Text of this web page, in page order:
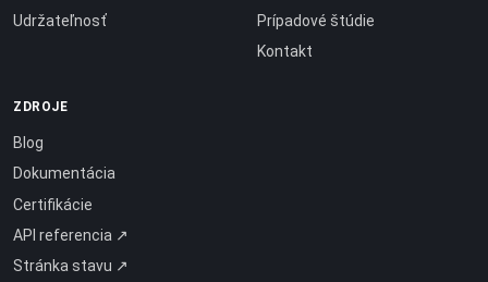
Udržateľnosť
Prípadové štúdie
Kontakt
ZDROJE
Blog
Dokumentácia
Certifikácie
API referencia ↗
Stránka stavu ↗